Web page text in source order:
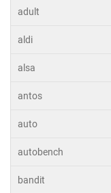
adult
aldi
alsa
antos
auto
autobench
bandit